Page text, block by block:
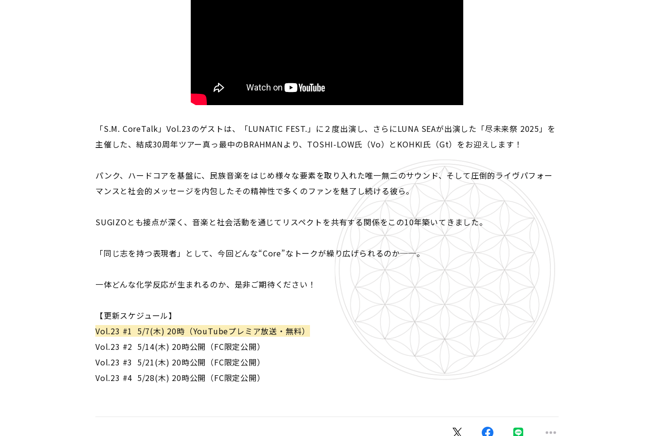
「S.M. CoreTalk」Vol.23のゲストは、「LUNATIC FEST.」に２度出演し、さらにLUNA SEAが出演した「尽未来祭 2025」を
主催した、結成30周年ツアー真っ最中のBRAHMANより、TOSHI-LOW氏（Vo）とKOHKI氏（Gt）をお迎えします！
パンク、ハードコアを基盤に、民族音楽をはじめ様々な要素を取り入れた唯一無二のサウンド、そして圧倒的ライヴパフォー
マンスと社会的メッセージを内包したその精神性で多くのファンを魅了し続ける彼ら。
SUGIZOとも接点が深く、音楽と社会活動を通じてリスペクトを共有する関係をこの10年築いてきました。
「同じ志を持つ表現者」として、今回どんな“Core”なトークが繰り広げられるのか──。
一体どんな化学反応が生まれるのか、是非ご期待ください！
【更新スケジュール】
Vol.23 #1 5/7(木) 20時（YouTubeプレミア放送・無料）
Vol.23 #2 5/14(木) 20時公開（FC限定公開）
Vol.23 #3 5/21(木) 20時公開（FC限定公開）
Vol.23 #4 5/28(木) 20時公開（FC限定公開）